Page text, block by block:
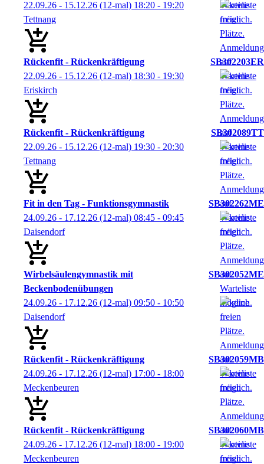
22.09.26 - 15.12.26 (12-mal) 18:20 - 19:20
Tettnang
Rückenfit - Rückenkräftigung
SB302203ER
22.09.26 - 15.12.26 (12-mal) 18:30 - 19:30
Eriskirch
Rückenfit - Rückenkräftigung
SB302089TT
22.09.26 - 15.12.26 (12-mal) 19:30 - 20:30
Tettnang
Fit in den Tag - Funktionsgymnastik
SB302262ME
24.09.26 - 17.12.26 (12-mal) 08:45 - 09:45
Daisendorf
Wirbelsäulengymnastik mit
Beckenbodenübungen
SB302052ME
24.09.26 - 17.12.26 (12-mal) 09:50 - 10:50
Daisendorf
Rückenfit - Rückenkräftigung
SB302059MB
24.09.26 - 17.12.26 (12-mal) 17:00 - 18:00
Meckenbeuren
Rückenfit - Rückenkräftigung
SB302060MB
24.09.26 - 17.12.26 (12-mal) 18:00 - 19:00
Meckenbeuren